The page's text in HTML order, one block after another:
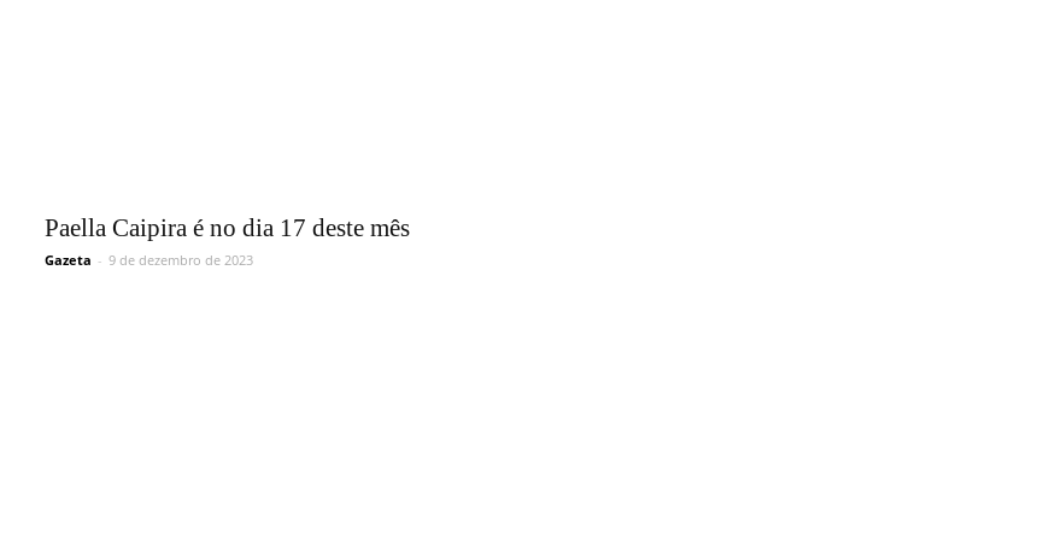
Paella Caipira é no dia 17 deste mês
Gazeta - 9 de dezembro de 2023